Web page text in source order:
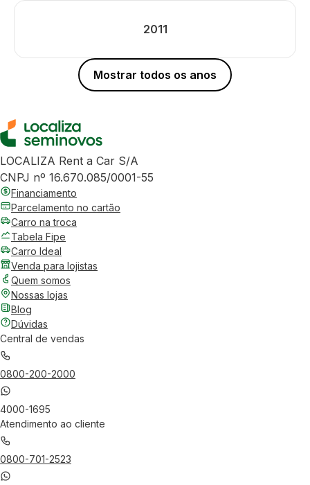
2011
Mostrar todos os anos
LOCALIZA Rent a Car S/A
CNPJ nº 16.670.085/0001-55
Financiamento
Parcelamento no cartão
Carro na troca
Tabela Fipe
Carro Ideal
Venda para lojistas
Quem somos
Nossas lojas
Blog
Dúvidas
Central de vendas
0800-200-2000
4000-1695
Atendimento ao cliente
0800-701-2523